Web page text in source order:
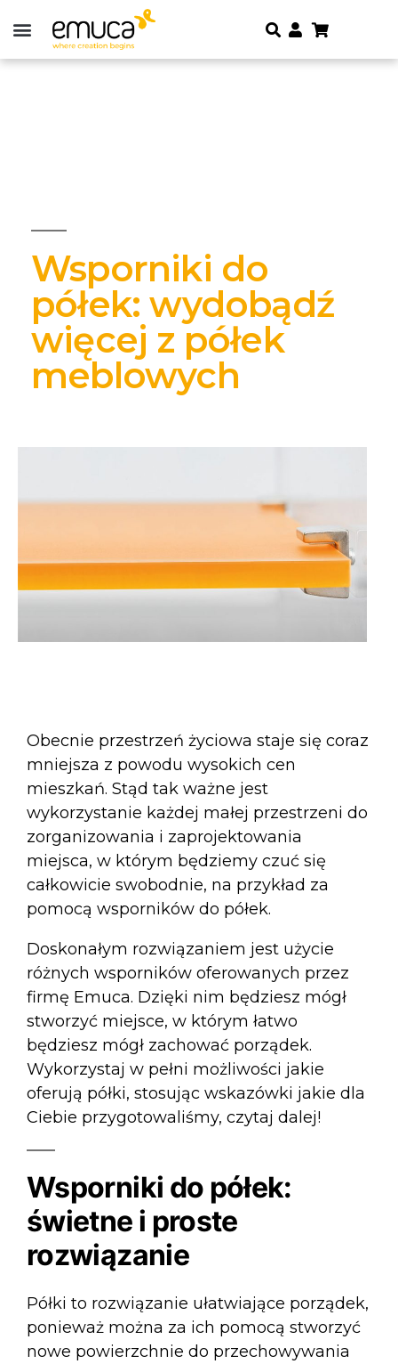
Wsporniki do
półek: wydobądź
więcej z półek
meblowych
Obecnie przestrzeń życiowa staje się coraz
mniejsza z powodu wysokich cen
mieszkań. Stąd tak ważne jest
wykorzystanie każdej małej przestrzeni do
zorganizowania i zaprojektowania
miejsca, w którym będziemy czuć się
całkowicie swobodnie, na przykład za
pomocą wsporników do półek.
Doskonałym rozwiązaniem jest użycie
różnych wsporników oferowanych przez
firmę Emuca. Dzięki nim będziesz mógł
stworzyć miejsce, w którym łatwo
będziesz mógł zachować porządek.
Wykorzystaj w pełni możliwości jakie
oferują półki, stosując wskazówki jakie dla
Ciebie przygotowaliśmy, czytaj dalej!
Wsporniki do półek:
świetne i proste
rozwiązanie
Półki to rozwiązanie ułatwiające porządek,
ponieważ można za ich pomocą stworzyć
nowe powierzchnie do przechowywania